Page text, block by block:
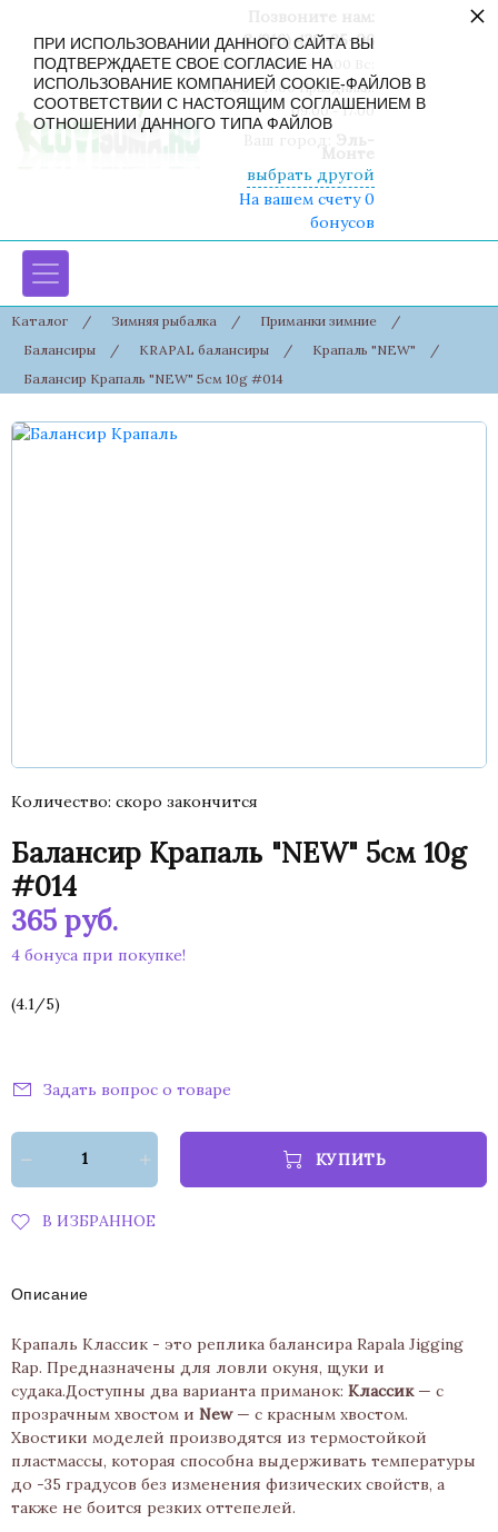
8 (916) 430-85-06
Пн-Сб: 09:00 - 19:00 Вс:
09:00 - 17:00 Праздники:
09:00 - 17:00
выбрать другой
На вашем счету 0
бонусов
Каталог / Зимняя рыбалка / Приманки зимние
/
Балансиры
/ KRAPAL балансиры / Крапаль "NEW"
/
Балансир Крапаль "NEW" 5см 10g #014
Количество скоро закончится
Балансир Крапаль "NEW" 5см 10g
#014
365 руб.
4 бонуса при покупке!
(4.1 /5)
Задать вопрос о товаре
КУПИТЬ
В ИЗБРАННОЕ
Описание
Крапаль Классик - это реплика балансира Rapala Jigging
Rap. Предназначены для ловли окуня, щуки и
судака.Доступны два варианта приманок: Классик— с
прозрачным хвостом и New— с красным хвостом.
Хвостики моделей производятся из термостойкой
пластмассы, которая способна выдерживать температуры
до -35 градусов без изменения физических свойств, а
также не боится резких оттепелей.
ПРИ ИСПОЛЬЗОВАНИИ ДАННОГО САЙТА ВЫ
ПОДТВЕРЖДАЕТЕ СВОЕ СОГЛАСИЕ НА
ИСПОЛЬЗОВАНИЕ КОМПАНИЕЙ COOKIE-ФАЙЛОВ В
СООТВЕТСТВИИ С НАСТОЯЩИМ СОГЛАШЕНИЕМ В
ОТНОШЕНИИ ДАННОГО ТИПА ФАЙЛОВ
×